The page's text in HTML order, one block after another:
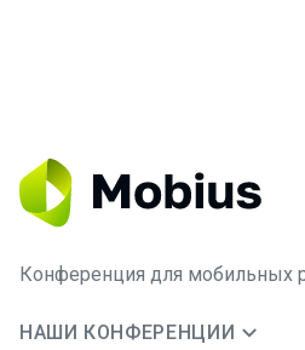
Конференция для мобильных
НАШИ КОНФЕРЕНЦИИ